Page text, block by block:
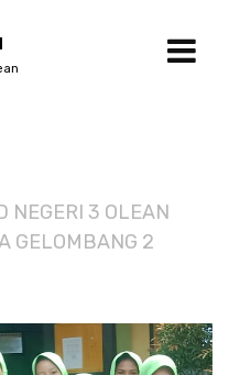
NEGERI 3 OLEAN
GELOMBANG 2